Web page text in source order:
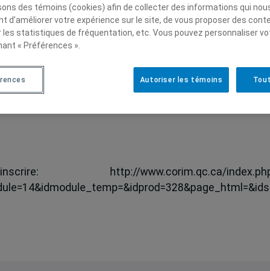
les entreprises canadiennes à l’étranger
h
www.corim.qc.ca/
des témoins (cookies) afin de collecter des informations qui
d’améliorer votre expérience sur le site, de vous proposer des
les statistiques de fréquentation, etc. Vous pouvez personnaliser
« Préférences ».
Autoriser les témoins